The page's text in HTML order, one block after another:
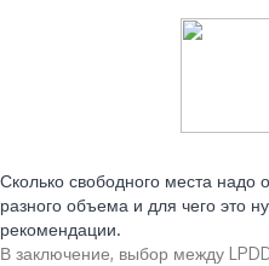
Сколько свободного места надо
разного объема и для чего это
рекомендации.
В заключение, выбор между